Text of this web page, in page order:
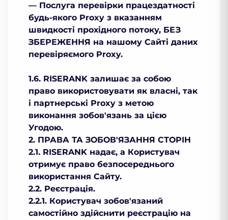
— Послуга перевірки працездатності
будь-якого Proxy з вказанням
швидкості прохідного потоку, БЕЗ
ЗБЕРЕЖЕННЯ на нашому Сайті даних
перевіряємого Proxy.
1.6. RISERANK залишає за собою
право використовувати як власні, так
і партнерські Рroxy з метою
виконання зобов'язань за цією
Угодою.
2. ПРАВА ТА ЗОБОВ'ЯЗАННЯ СТОРІН
2.1. RISERANK надає, а Користувач
отримує право безпосереднього
використання Сайту.
2.2. Реєстрація.
2.2.1. Користувач зобов'язаний
самостійно здійснити реєстрацію на